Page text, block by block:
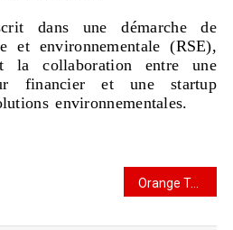
dans une démarche de
et environnementale (RSE),
la collaboration entre une
financier et une startup
environnementales.
Orange Tunisie met en service le câble sous-marin MEDUSA